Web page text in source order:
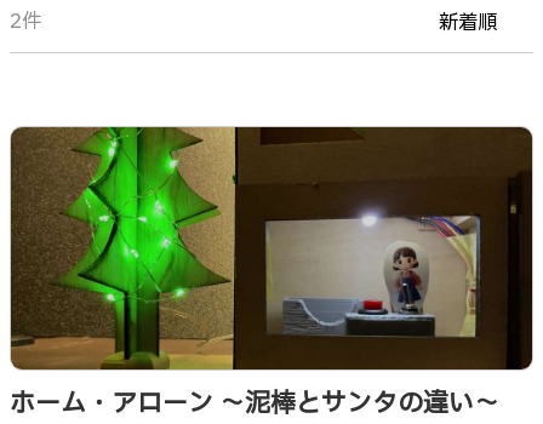
2件 新着順
ホーム・アローン ～泥棒とサンタの違い～